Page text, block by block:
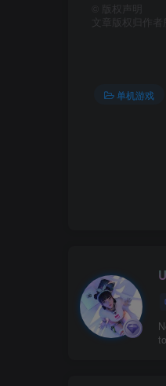
版权声明
文章版权归作
单机游戏